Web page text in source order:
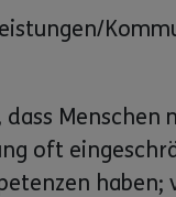
dass Menschen
oft
haben;